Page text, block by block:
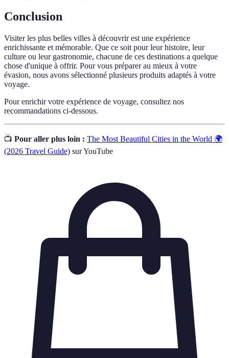
Conclusion
Visiter les plus belles villes à découvrir est une expérience
enrichissante et mémorable. Que ce soit pour leur histoire, leur
culture ou leur gastronomie, chacune de ces destinations a quelque
chose d'unique à offrir. Pour vous préparer au mieux à votre
évasion, nous avons sélectionné plusieurs produits adaptés à votre
voyage.
Pour enrichir votre expérience de voyage, consultez nos
recommandations ci-dessous.
📺 Pour aller plus loin : The Most Beautiful Cities in the World 🌍
(2026 Travel Guide) sur YouTube